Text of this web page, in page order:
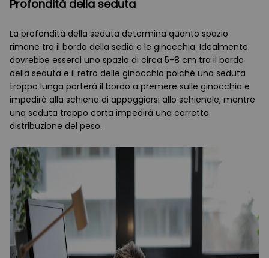
Profondità della seduta
La profondità della seduta determina quanto spazio
rimane tra il bordo della sedia e le ginocchia. Idealmente
dovrebbe esserci uno spazio di circa 5-8 cm tra il bordo
della seduta e il retro delle ginocchia poiché una seduta
troppo lunga porterà il bordo a premere sulle ginocchia e
impedirà alla schiena di appoggiarsi allo schienale, mentre
una seduta troppo corta impedirà una corretta
distribuzione del peso.